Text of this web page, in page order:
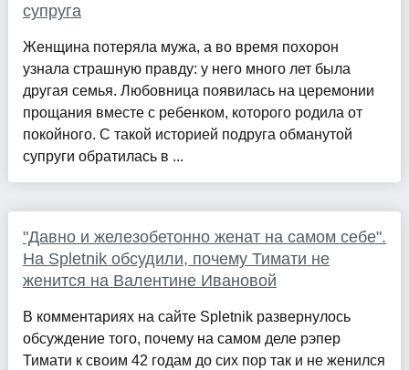
супруга
Женщина потеряла мужа, а во время похорон
узнала страшную правду: у него много лет была
другая семья. Любовница появилась на церемонии
прощания вместе с ребенком, которого родила от
покойного. С такой историей подруга обманутой
супруги обратилась в ...
"Давно и железобетонно женат на самом себе".
На Spletnik обсудили, почему Тимати не
женится на Валентине Ивановой
В комментариях на сайте Spletnik развернулось
обсуждение того, почему на самом деле рэпер
Тимати к своим 42 годам до сих пор так и не женился